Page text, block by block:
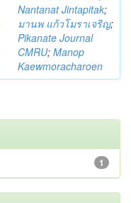
Nantanat Jintapitak;
มานพ แก้วโมราเจริญ;
Pikanate Journal
CMRU; Manop
Kaewmoracharoen
1